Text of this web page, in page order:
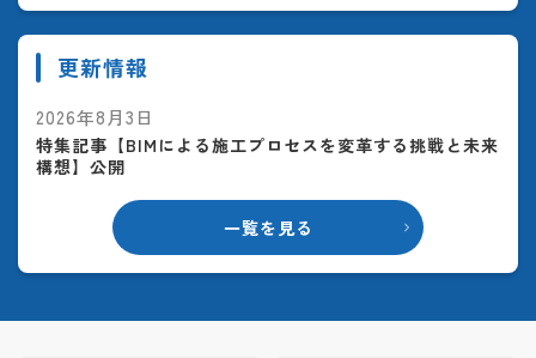
更新情報
一覧を見る
2026年8月3日
特集記事【BIMによる施工プロセスを変革する挑戦と未来
構想】公開